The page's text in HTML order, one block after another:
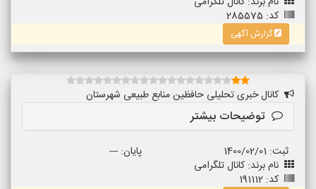
کد: 285575
گزارش آگهی
کانال خبری تحلیلی حافظین منابع طبیعی شهرستان
توضیحات بیشتر
ثبت: 1400/02/01
پایان: ---
نام برند: کانال تلگرامی
کد: 191112